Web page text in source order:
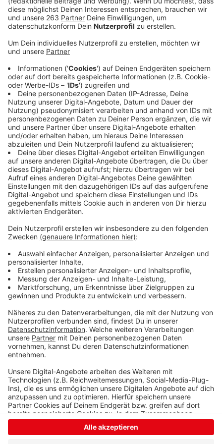
Anzeige
Die Menschen in Siegen-Wittgenstein ächzen
Energiepreisen. Um ein wenig Entlastung zu bieten,
haben viele im letzten Jahr vom Bund eine
Energiepreispauschale bekommen. Auch Studierende
sollten eigentlich Unterstützung kriegen, im
September hatte der Bund 200 Euro pro Person
angekündigt. Gesehen haben die Siegener
Studierenden von dem Geld bislang allerdings nichts.
Wann sie es bekommen, ist unklar. Viele seien daher
sehr verärgert. Das sagte Dr. Insa Deeken, die
Geschäftsführerin des Studierendenwerks, gegenüber
Radio Siegen. Gerade für die Studierenden, die
finanziell nicht gut über die Runden kommen, sei das
sehr schwierig. “Es war ein Versprechen, das schon im
letzten Jahr gegeben wurde und bislang nicht
eingelöst worden ist”, so Deeken. Sie hält die einmalig
gezahlten 200 Euro aber ohnehin für zu wenig. Sie
plädiert für mehr Bafög. Es müsse ähnlich wie auch das
Bürgergeld an Preissteigerungen angepasst werden.
“Das ist unser großer Wunsch, unser großes Anliegen”,
so Deeken.
Anzeige
Anzeige